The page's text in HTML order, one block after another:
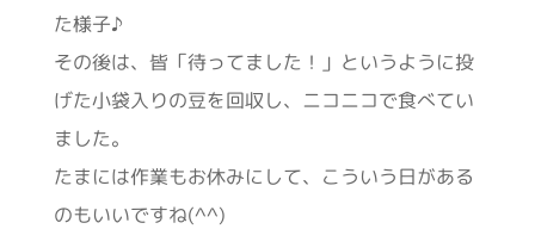
た様子♪
その後は、皆「待ってました！」というように投
げた小袋入りの豆を回収し、ニコニコで食べてい
ました。
たまには作業もお休みにして、こういう日がある
のもいいですね(^^)